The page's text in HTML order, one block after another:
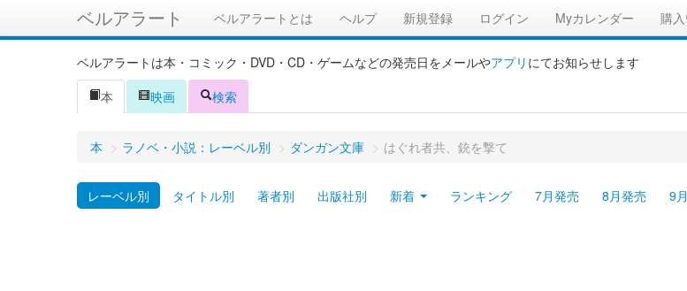
ベルアラート ベルアラートとは ヘルプ 新規登録 ログイン Myカレンダー 購
ベルアラートは本・コミック・DVD・CD・ゲームなどの発売日をメールやアプリ にてお知らせします
本
映画 検索
本 > ラノベ・小説：レーベル別 > ダンガン文庫 > はぐれ者共、銃を撃て
レーベル別 タイトル別 著者別 出版社別 新着 ランキング 7月発売 8月発売 9